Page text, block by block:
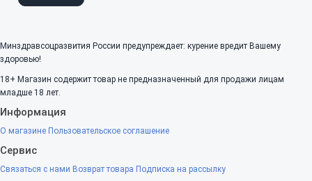
Минздравсоцразвития России предупреждает: курение вредит Вашему
здоровью!
18+ Магазин содержит товар не предназначенный для продажи лицам
младше 18 лет.
Информация
О магазине Пользовательское соглашение
Сервис
Связаться с нами Возврат товара Подписка на рассылку